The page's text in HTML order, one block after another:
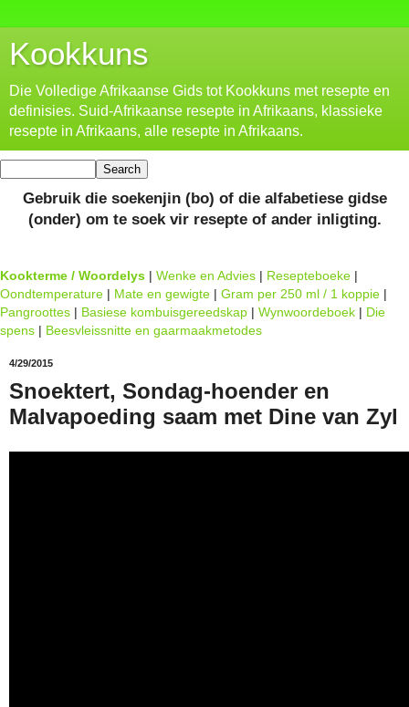
Kookkuns
Die Volledige Afrikaanse Gids tot Kookkuns met resepte en
definisies. Suid-Afrikaanse resepte in Afrikaans, klassieke
resepte in Afrikaans, alle resepte in Afrikaans.
Gebruik die soekenjin (bo) of die alfabetiese gidse
(onder) om te soek vir resepte of ander inligting.
Kookterme / Woordelys | Wenke en Advies | Resepteboeke |
Oondtemperature | Mate en gewigte | Gram per 250 ml / 1 koppie |
Pangroottes | Basiese kombuisgereedskap | Wynwoordeboek | Die
spens | Beesvleissnitte en gaarmaakmetodes
4/29/2015
Snoektert, Sondag-hoender en
Malvapoeding saam met Dine van Zyl